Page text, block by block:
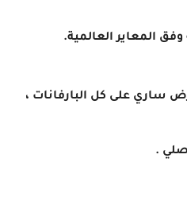
المعاير العالمية.
ساري على كل البارفانات ،
.